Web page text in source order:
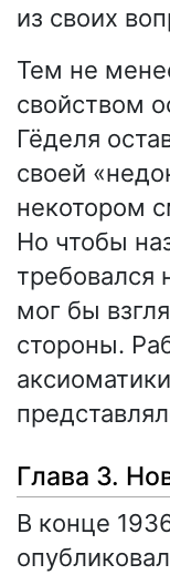
из своих
Тем не
свойством
Гёделя
своей
некотором
Но чтобы
требовался
мог бы
стороны.
Глава 3.
В конце